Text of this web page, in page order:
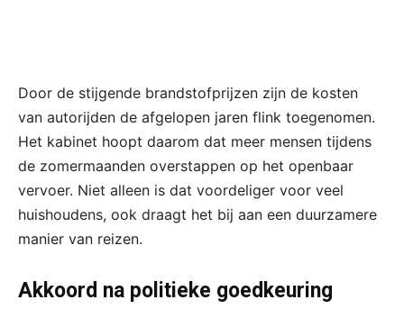
Door de stijgende brandstofprijzen zijn de kosten
van autorijden de afgelopen jaren flink toegenomen.
Het kabinet hoopt daarom dat meer mensen tijdens
de zomermaanden overstappen op het openbaar
vervoer. Niet alleen is dat voordeliger voor veel
huishoudens, ook draagt het bij aan een duurzamere
manier van reizen.
Akkoord na politieke goedkeuring